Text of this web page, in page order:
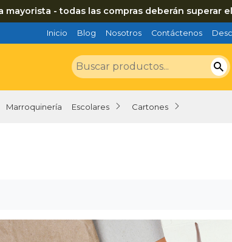
mayorista - todas las compras deberán superar
Inicio Blog Nosotros Contáctenos
Marroquinería Escolares Cartones